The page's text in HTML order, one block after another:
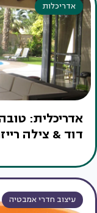
אדריכלות
אדריכלית:
דוד & צילה
עיצוב חדרי אמבטיה